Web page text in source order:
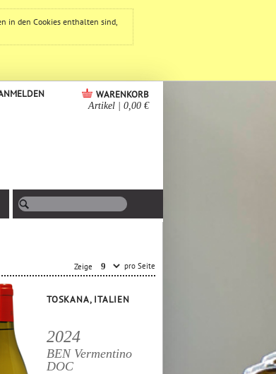
in den Cookies enthalten sind,
WARENKORB
Artikel 0,00 €
Zeige pro Seite
TOSKANA, ITALIEN
2024
BEN Vermentino
DOC